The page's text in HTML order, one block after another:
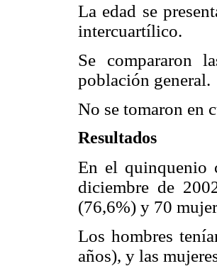
La edad se
intercuartílico.
Se compararon
población general.
No se tomaron en
Resultados
En el quinquenio
diciembre de
(76,6%) y 70
Los hombres
años), y las